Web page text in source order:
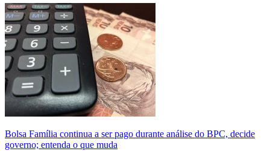
Bolsa Família continua a ser pago durante análise do BPC, decide
governo; entenda o que muda